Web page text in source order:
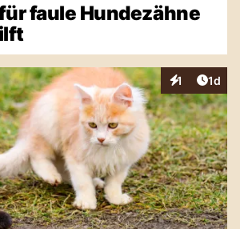
faule Hundezähne
1
Interaktionen
1d